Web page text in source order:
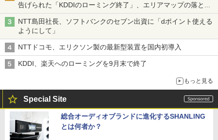
告げられた「KDDIのローミング終了」、エリアマップの落とし
穴と楽天モバイルの課題
NTT島田社長、ソフトバンクのセブン出資に「dポイント使える
ようにして」
NTTドコモ、エリクソン製の最新型装置を国内初導入
KDDI、楽天へのローミングを9月末で終了
もっと見る
Special Site
総合オーディオブランドに進化するSHANLING
とは何者か？